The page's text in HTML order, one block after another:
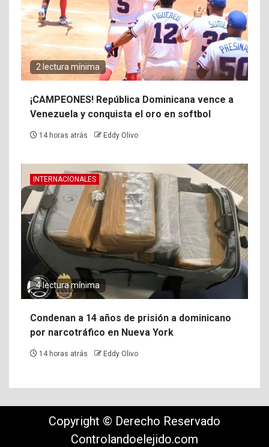
2 lectura mínima
¡CAMPEONES! República Dominicana vence a
Venezuela y conquista el oro en softbol
14 horas atrás Eddy Olivo
INTERNACIONALES
4 lectura mínima
Condenan a 14 años de prisión a dominicano
por narcotráfico en Nueva York
14 horas atrás Eddy Olivo
Copyright © Derecho Reservado
Controlandoelejido.com